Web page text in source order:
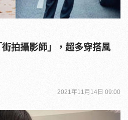
拍攝影師」，超多穿搭風
2021年11月14日 09:00